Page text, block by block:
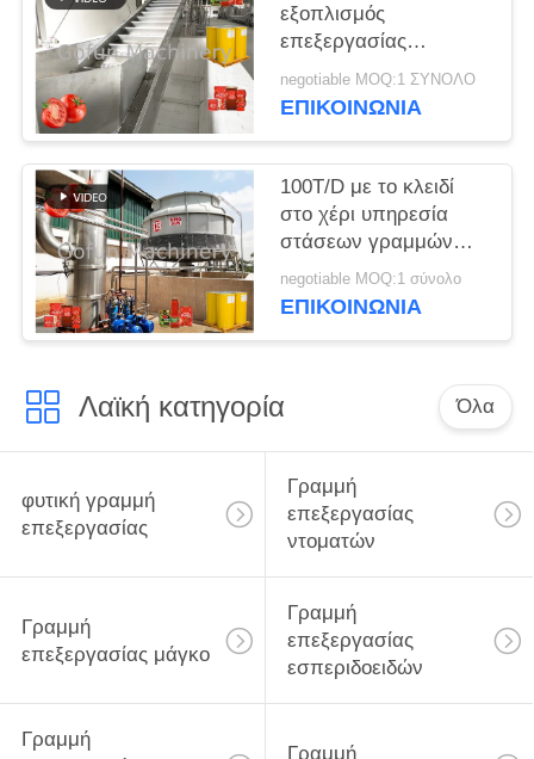
ΠΟΛΙΤΙΚΉ
ΑΠΟΡΡΉΤΟΥ
εξοπλισμός
επεξεργασίας
τοματοπολτών
τσαντών αυτόματος
negotiable MOQ:1 ΣΥΝΟΛΟ
ΕΠΙΚΟΙΝΩΝΙΑ
100T/D με το κλειδί
στο χέρι υπηρεσία
στάσεων γραμμών
επεξεργασίας
μιγμάτων κέτσαπ
negotiable MOQ:1 σύνολο
ΕΠΙΚΟΙΝΩΝΙΑ
Λαϊκή κατηγορία Όλα
φυτική γραμμή
επεξεργασίας
Γραμμή
επεξεργασίας
ντοματών
Γραμμή
επεξεργασίας μάγκο
Γραμμή
επεξεργασίας
εσπεριδοειδών
Γραμμή
Γραμμή